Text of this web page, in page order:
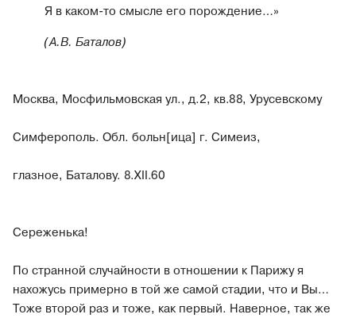
Я в каком-то смысле его порождение…»
(А.В. Баталов)
Москва, Мосфильмовская ул., д.2, кв.88, Урусевскому
Симферополь. Обл. больн[ица] г. Симеиз,
глазное, Баталову. 8.ХII.60
Сереженька!
По странной случайности в отношении к Парижу я
нахожусь примерно в той же самой стадии, что и Вы…
Тоже второй раз и тоже, как первый. Наверное, так же